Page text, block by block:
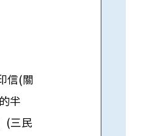
信(關
半
(三民